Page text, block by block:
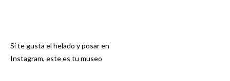
Navegación
Si te gusta el helado y posar en
Instagram, este es tu museo